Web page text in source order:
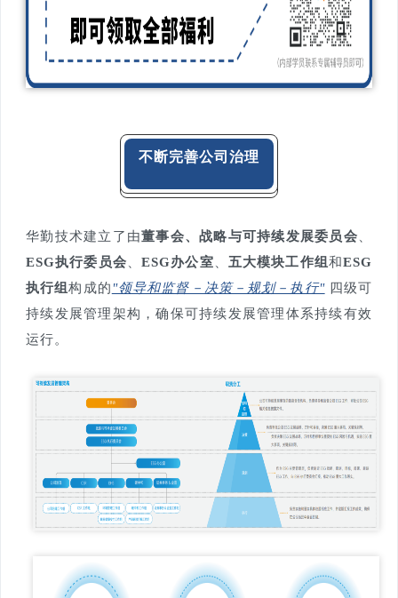
不断完善公司治理
华勤技术建立了由董事会、战略与可持续发展委员会
ESG执行委员会 、ESG办公室 五大模块工作组和ESG
执行组构成的 "领导和监督－决策－规划－执行"四级可
持续发展管理架构，确保可持续发展管理体系持续有效
运行。